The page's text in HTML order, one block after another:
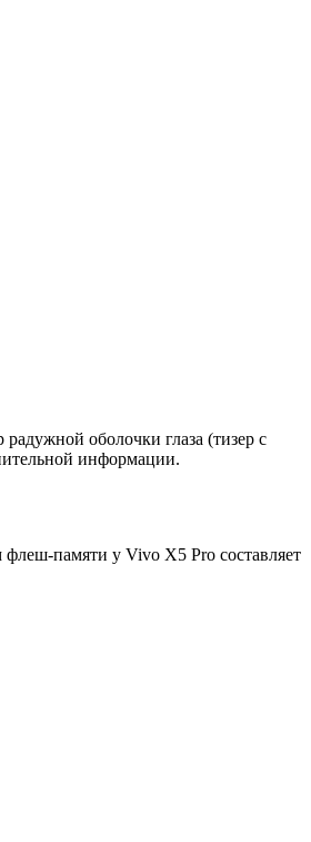
оболочки глаза (тизер с
информации.
памяти у Vivo X5 Pro составляет